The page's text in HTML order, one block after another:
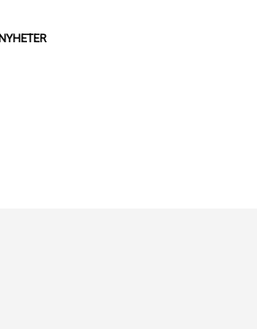
NYHETER